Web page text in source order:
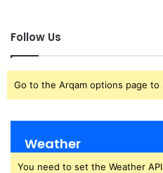
Follow Us
Go to the Arqam options page
Weather
You need to set the Weather